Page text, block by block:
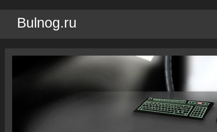
Bulnog.ru